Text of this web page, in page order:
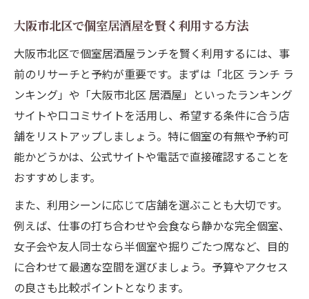
大阪市北区で個室居酒屋を賢く利用する方法
大阪市北区で個室居酒屋ランチを賢く利用するには、事
前のリサーチと予約が重要です。まずは「北区 ランチ ラ
ンキング」や「大阪市北区 居酒屋」といったランキング
サイトや口コミサイトを活用し、希望する条件に合う店
舗をリストアップしましょう。特に個室の有無や予約可
能かどうかは、公式サイトや電話で直接確認することを
おすすめします。
また、利用シーンに応じて店舗を選ぶことも大切です。
例えば、仕事の打ち合わせや会食なら静かな完全個室、
女子会や友人同士なら半個室や掘りごたつ席など、目的
に合わせて最適な空間を選びましょう。予算やアクセス
の良さも比較ポイントとなります。